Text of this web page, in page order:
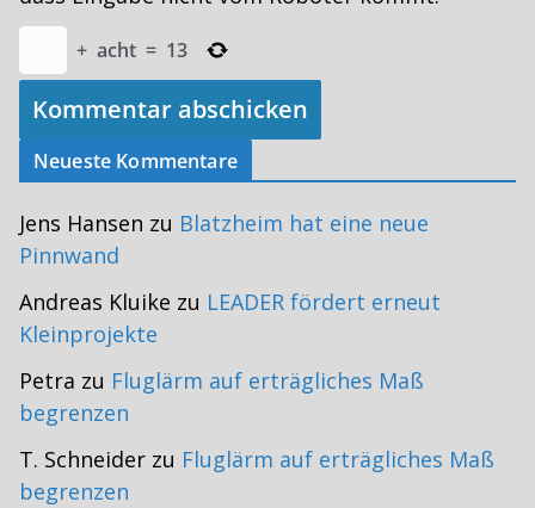
+ acht = 13
Neueste Kommentare
Jens Hansen zu Blatzheim hat eine neue
Pinnwand
Andreas Kluike zu LEADER fördert erneut
Kleinprojekte
Petra zu Fluglärm auf erträgliches Maß
begrenzen
T. Schneider zu Fluglärm auf erträgliches Maß
begrenzen